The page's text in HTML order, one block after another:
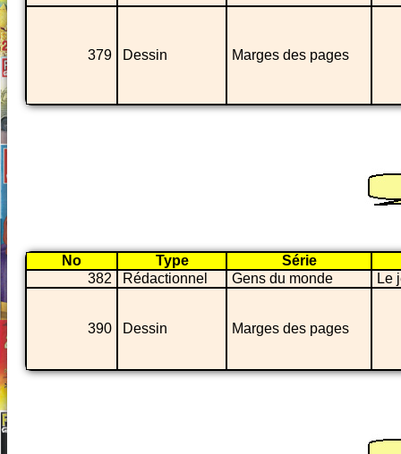
379 Dessin Marges des pages
No Type
Série
382
Rédactionnel Gens du monde Le
390 Dessin Marges des pages